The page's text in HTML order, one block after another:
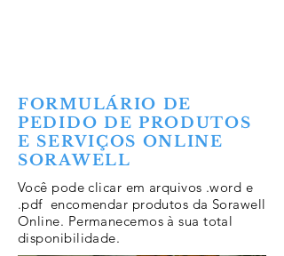
FORMULÁRIO DE
PEDIDO DE PRODUTOS
E SERVIÇOS ONLINE
SORAWELL
Você pode clicar em arquivos .word e
.pdf encomendar produtos da Sorawell
Online. Permanecemos à sua total
disponibilidade.